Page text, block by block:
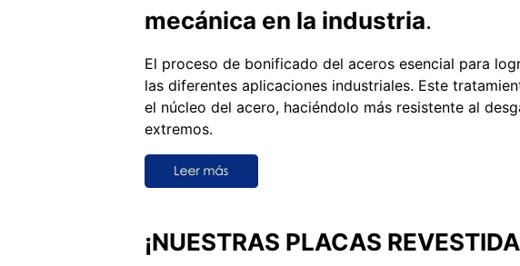
mecánica en la industria.
El proceso de bonificado del aceros esencial para
las diferentes aplicaciones industriales. Este
el núcleo del acero, haciéndolo más resistente al
extremos.
¡NUESTRAS PLACAS